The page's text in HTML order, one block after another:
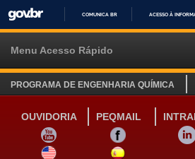
IR
COMUNICA BR ACESSO À
Menu Acesso Rápido
PROGRAMA DE ENGENHARIA QUÍMICA
OUVIDORIA PEQMAIL
YOUTUBE
FACEBOOK
SITE INGLÊS
LINK SITE